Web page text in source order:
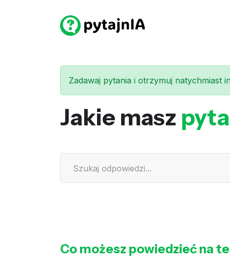
Zadawaj pytania i otrzymuj natychmiast
Jakie masz
Co możesz powiedzieć na